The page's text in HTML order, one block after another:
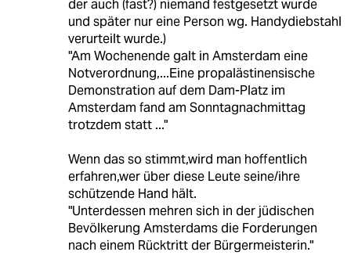
der auch (fast?) niemand festgesetzt wurde
und später nur eine Person wg. Handydiebstahl
verurteilt wurde.)
"Am Wochenende galt in Amsterdam eine
Notverordnung,...Eine propalästinensische
Demonstration auf dem Dam-Platz im
Amsterdam fand am Sonntagnachmittag
trotzdem statt ..."
Wenn das so stimmt,wird man hoffentlich
erfahren,wer über diese Leute seine/ihre
schützende Hand hält.
"Unterdessen mehren sich in der jüdischen
Bevölkerung Amsterdams die Forderungen
nach einem Rücktritt der Bürgermeisterin."